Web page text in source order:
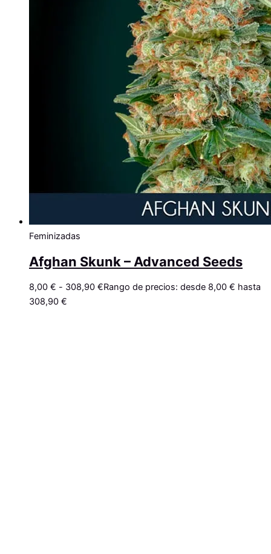
Feminizadas
Afghan Skunk – Advanced Seeds
8,00 € - 308,90 €Rango de precios: desde 8,00 € hasta
308,90 €